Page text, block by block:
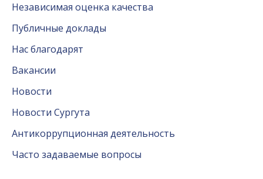
Независимая оценка качества
Публичные доклады
Нас благодарят
Вакансии
Новости
Новости Сургута
Антикоррупционная деятельность
Часто задаваемые вопросы